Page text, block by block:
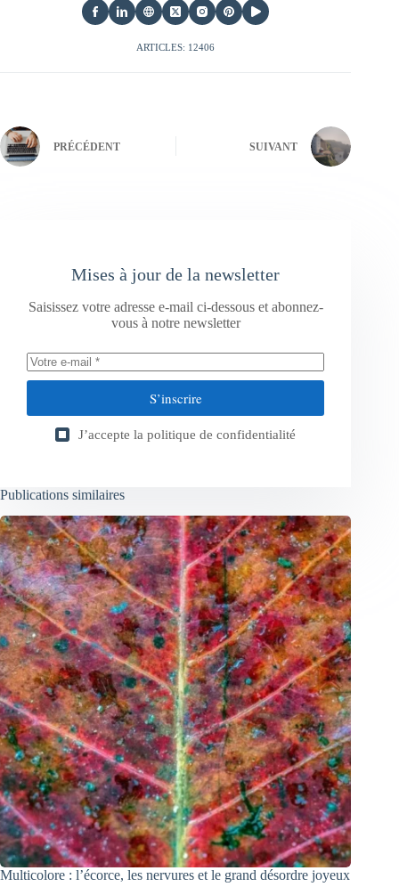
ARTICLES: 12406
PRÉCÉDENT SUIVANT
Mises à jour de la newsletter
Saisissez votre adresse e-mail ci-dessous et abonnez-
vous à notre newsletter
S’inscrire
J’accepte la politique de confidentialité
Publications similaires
Multicolore : l’écorce, les nervures et le grand désordre joyeux